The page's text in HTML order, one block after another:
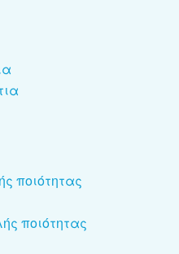
ποιότητας
ποιότητας